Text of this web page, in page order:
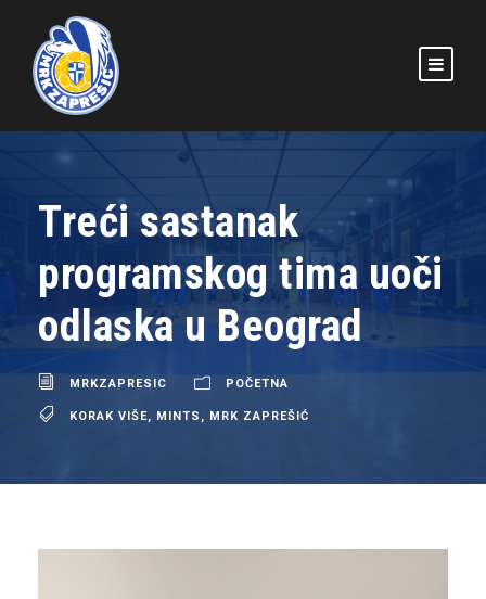
Treći sastanak
programskog tima uoči
odlaska u Beograd
MRKZAPRESIC POČETNA
KORAK VIŠE MINTS MRK ZAPREŠIĆ